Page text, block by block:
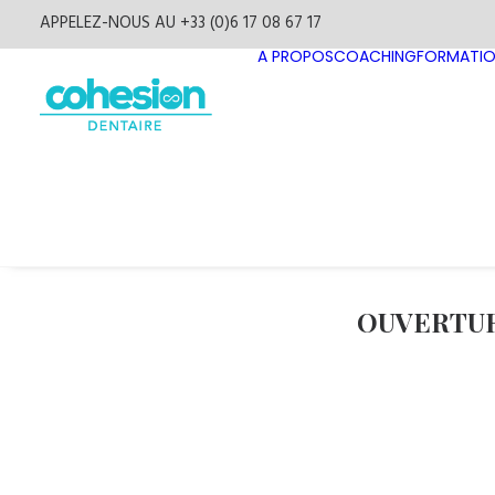
APPELEZ-NOUS AU +33 (0)6 17 08 67 17
A PROPOSCOACHING